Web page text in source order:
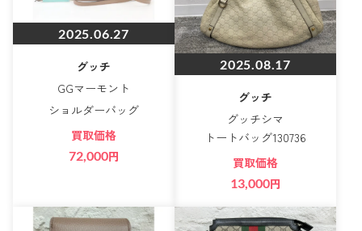
2025.06.27
グッチ
GGマーモント
ショルダーバッグ
買取価格
72,000円
2025.08.17
グッチ
グッチシマ
トートバッグ130736
買取価格
13,000円